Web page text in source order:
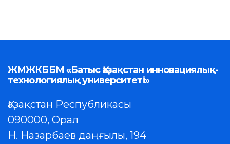
ЖМЖКББМ «Батыс Қазақстан инновациялық-
технологиялық университеті»
Қазақстан Республикасы
090000, Орал
Н. Назарбаев даңғылы, 194